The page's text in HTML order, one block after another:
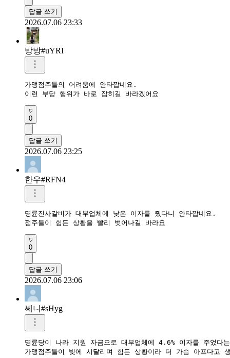
답글 쓰기
2026.07.06 23:33
방방#uYRI
가맹점주들의 어려움에 안타깝네요.
이런 부당 행위가 바로 잡히길 바라겠어요
0
답글 쓰기
2026.07.06 23:25
한우#RFN4
명륜진사갈비가 대부업체에 낮은 이자를 줬다니 안타깝네요.
점주들이 힘든 상황을 빨리 벗어나길 바라요
0
답글 쓰기
2026.07.06 23:06
쎄니#sHyg
명륜당이 나라 지원 자금으로 대부업체에 4.6% 이자를 주었다
가맹점주들이 빚에 시달리며 힘든 상황이라 더 가슴 아프다고